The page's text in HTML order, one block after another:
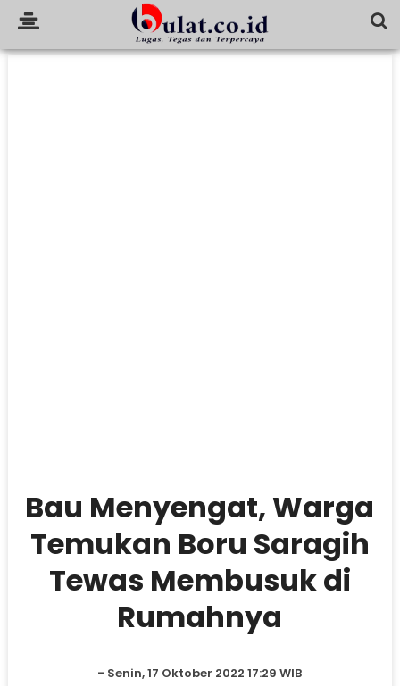
Bau Menyengat, Warga
Temukan Boru Saragih
Tewas Membusuk di
Rumahnya
- Senin, 17 Oktober 2022 17:29 WIB